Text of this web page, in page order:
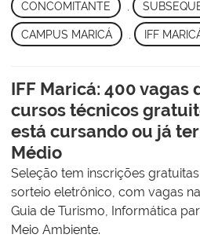
CONCOMITANTE
CAMPUS MARICÁ IFF
IFF Maricá: 400 vagas
cursos técnicos
está cursando ou já
Médio
Seleção tem inscrições
sorteio eletrônico, com vagas
Guia de Turismo, Informática
Meio Ambiente.